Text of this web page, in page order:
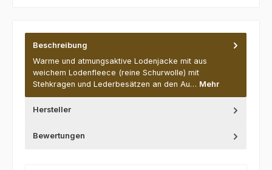
Beschreibung
Warme und atmungsaktive Lodenjacke mit aus
weichem Lodenfleece (reine Schurwolle) mit
Stehkragen und Lederbesätzen an den Au… Mehr
Hersteller
Bewertungen